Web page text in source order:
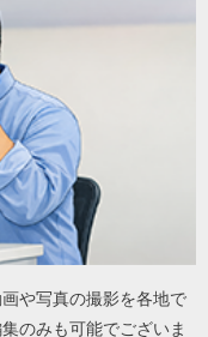
や写真の撮影を各地で
のみも可能でございま